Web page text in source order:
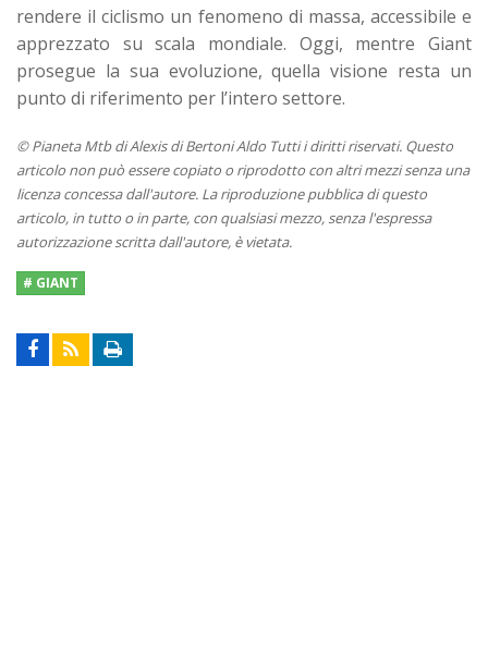
rendere il ciclismo un fenomeno di massa, accessibile e
apprezzato su scala mondiale. Oggi, mentre Giant
prosegue la sua evoluzione, quella visione resta un
punto di riferimento per l’intero settore.
© Pianeta Mtb di Alexis di Bertoni Aldo Tutti i diritti riservati. Questo
articolo non può essere copiato o riprodotto con altri mezzi senza una
licenza concessa dall'autore. La riproduzione pubblica di questo
articolo, in tutto o in parte, con qualsiasi mezzo, senza l'espressa
autorizzazione scritta dall'autore, è vietata.
# GIANT